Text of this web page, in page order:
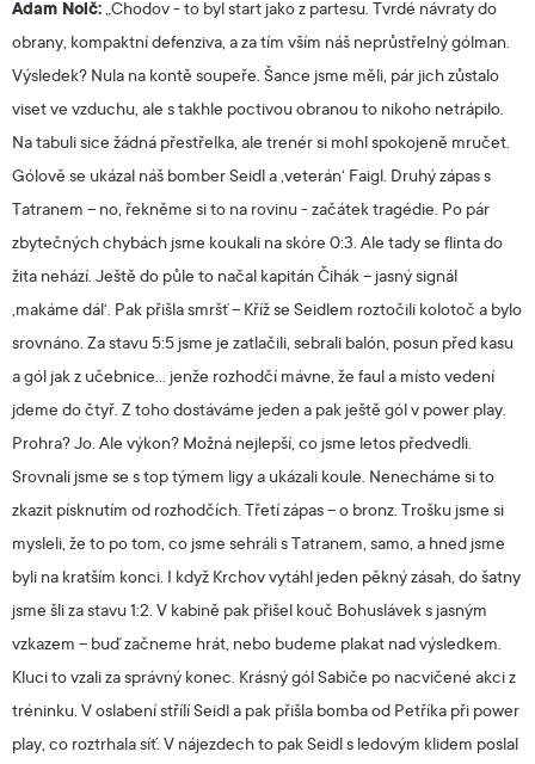
Adam Nolč:„Chodov - to byl start jako z partesu. Tvrdé návraty do
obrany, kompaktní defenziva, a za tím vším náš neprůstřelný gólman.
Výsledek? Nula na kontě soupeře. Šance jsme měli, pár jich zůstalo
viset ve vzduchu, ale s takhle poctivou obranou to nikoho netrápilo.
Na tabuli sice žádná přestřelka, ale trenér si mohl spokojeně mručet.
Gólově se ukázal náš bomber Seidl a ‚veterán‘ Faigl. Druhý zápas s
Tatranem – no, řekněme si to na rovinu - začátek tragédie. Po pár
zbytečných chybách jsme koukali na skóre 0:3. Ale tady se flinta do
žita nehází. Ještě do půle to načal kapitán Čihák – jasný signál
‚makáme dál‘. Pak přišla smršť – Kříž se Seidlem roztočili kolotoč a bylo
srovnáno. Za stavu 5:5 jsme je zatlačili, sebrali balón, posun před kasu
a gól jak z učebnice… jenže rozhodčí mávne, že faul a místo vedení
jdeme do čtyř. Z toho dostáváme jeden a pak ještě gól v power play.
Prohra? Jo. Ale výkon? Možná nejlepší, co jsme letos předvedli.
Srovnali jsme se s top týmem ligy a ukázali koule. Nenecháme si to
zkazit písknutím od rozhodčích. Třetí zápas – o bronz. Trošku jsme si
mysleli, že to po tom, co jsme sehráli s Tatranem, samo, a hned jsme
byli na kratším konci. I když Krchov vytáhl jeden pěkný zásah, do šatny
jsme šli za stavu 1:2. V kabině pak přišel kouč Bohuslávek s jasným
vzkazem – buď začneme hrát, nebo budeme plakat nad výsledkem.
Kluci to vzali za správný konec. Krásný gól Sabiče po nacvičené akci z
tréninku. V oslabení střílí Seidl a pak přišla bomba od Petříka při power
play, co roztrhala síť. V nájezdech to pak Seidl s ledovým klidem poslal